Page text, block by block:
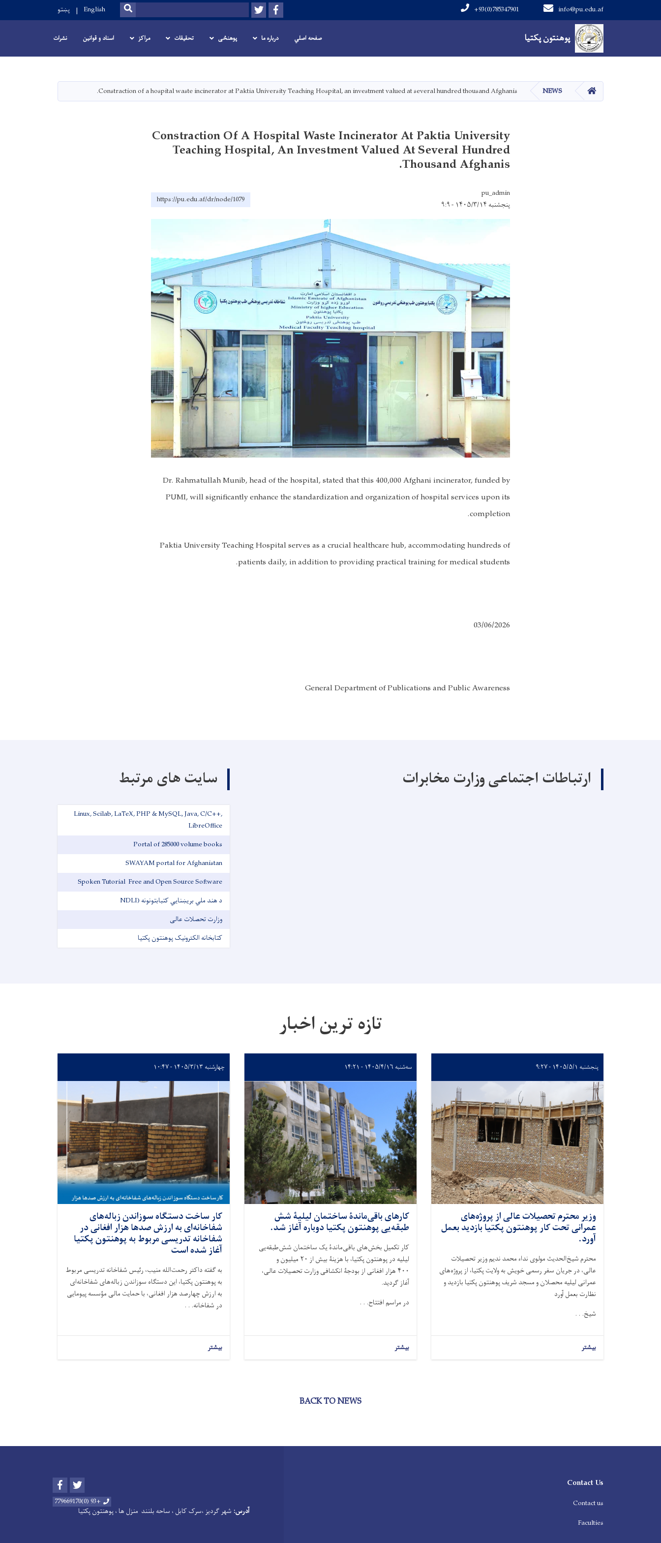
main
content
پوهنتون پکتیا
info@pu.edu.af
+93(0)785347901
Facebook
Twitter
Search
SEARCH
English پښتو
Main navigation
پوهنتون پکتیا صفحه اصلي درباره ما پوهنځی تحقیقات مراکز اسناد و قوانین نشرات
صفحه اصلیNEWS
Constraction of a hospital waste incinerator at Paktia University Teaching Hospital, an investment valued at several hundred thousand Afghanis.
Constraction Of A Hospital Waste Incinerator At Paktia University
Teaching Hospital, An Investment Valued At Several Hundred
Thousand Afghanis.
pu_admin
پنجشنبه ۱۴۰۵/۳/۱۴ - ۹:۹
https://pu.edu.af/dr/node/1079
Dr. Rahmatullah Munib, head of the hospital, stated that this 400,000 Afghani incinerator, funded by
PUMI, will significantly enhance the standardization and organization of hospital services upon its
completion.
Paktia University Teaching Hospital serves as a crucial healthcare hub, accommodating hundreds of
patients daily, in addition to providing practical training for medical students.
03/06/2026
General Department of Publications and Public Awareness
ارتباطات اجتماعی وزارت مخابرات سایت های مرتبط
Linux, Scilab, LaTeX, PHP & MySQL, Java, C/C++,
LibreOffice
Portal of 285000 volume books
SWAYAM portal for Afghanistan
Spoken Tutorial ‌ Free and Open Source Software
د هند ملي بریښنایي کتبابتونونه (NDLI
وزارت تحصلات عالی
کتابخانه الکترونیک پوهنتون پکتیا
تازه ترین اخبار
پنجشنبه ۱۴۰۵/۵/۱ - ۹:۲۷
وزیر محترم تحصیلات عالی از پروژه‌های
عمرانی تحت کار پوهنتون پکتیا بازدید بعمل
آورد.
محترم شیخ‌الحدیث مولوی نداء محمد ندیم وزیر تحصیلات
عالی، در جریان سفر رسمی خویش به ولایت پکتیا، از پروژه‌های
عمرانی لیلیه محصلان و مسجد شریف پوهنتون پکتیا بازدید و
نظارت بعمل آورد
شیخ. . .
بیشتر
سه‌شنبه ۱۴۰۵/۴/۱۶ - ۱۴:۲۱
کارهای باقی‌ماندۀ ساختمان لیلیۀ شش
طبقه‌یی پوهنتون پکتیا دوباره آغاز شد.
کار تکمیل بخش‌های باقی‌ماندۀ یک ساختمان شش‌طبقه‌یی
لیلیه در پوهنتون پکتیا، با هزینۀ بیش از ۲۰ میلیون و
۴۰۰ هزار افغانی از بودجۀ انکشافی وزارت تحصیلات عالی،
آغاز گردید.
در مراسم افتتاح. . .
بیشتر
چهارشنبه ۱۴۰۵/۳/۱۳ - ۱۰:۴۷
کار ساخت دستگاه سوزاندن زباله‌های
شفاخانه‌ای به ارزش صدها هزار افغانی در
شفاخانه تدریسی مربوط به پوهنتون پکتیا
آغاز شده است
به گفته داکتر رحمت‌الله منیب، رئیس شفاخانه تدریسی مربوط
به پوهنتون پکتیا، این دستگاه سوزاندن زباله‌های شفاخانه‌ای
به ارزش چهارصد هزار افغانی، با حمایت مالی مؤسسه پیومایی
در شفاخانه. . .
بیشتر
BACK TO NEWS
Contact Us
Contact us
Faculties
Facebook
+93 (0)779669170
آدرس: شهر گردیز ،سرک کابل ، ساحه بلنند منزل ها ، پوهنتون پکتیا